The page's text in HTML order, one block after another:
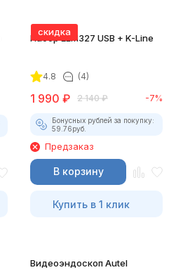
скидка
Набор ELM327 USB + K-Line
4.8 (4)
1 990 ₽ 2 140 ₽ -7%
Бонусных рублей за покупку:
59.76руб.
Предзаказ
В корзину
Купить в 1 клик
Видеоэндоскоп Autel